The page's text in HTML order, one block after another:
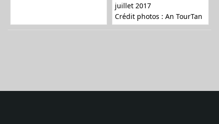
juillet 2017
Crédit photos : An TourTan